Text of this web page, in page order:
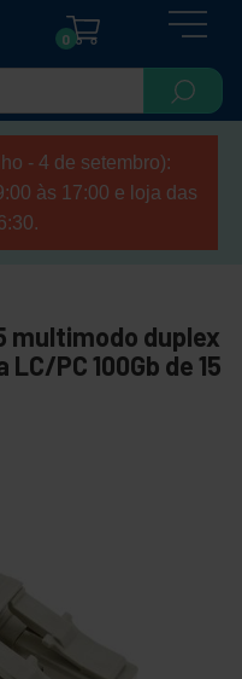
0
- 4 de setembro):
às 17:00 e loja das
multimodo duplex
PC 100Gb de 15